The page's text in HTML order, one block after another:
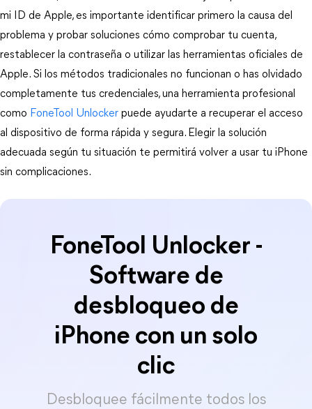
mi ID de Apple, es importante identificar primero la causa del
problema y probar soluciones cómo comprobar tu cuenta,
restablecer la contraseña o utilizar las herramientas oficiales de
Apple. Si los métodos tradicionales no funcionan o has olvidado
completamente tus credenciales, una herramienta profesional
como FoneTool Unlocker puede ayudarte a recuperar el acceso
al dispositivo de forma rápida y segura. Elegir la solución
adecuada según tu situación te permitirá volver a usar tu iPhone
sin complicaciones.
FoneTool Unlocker -
Software de
desbloqueo de
iPhone con un solo
clic
Desbloquee fácilmente todos los